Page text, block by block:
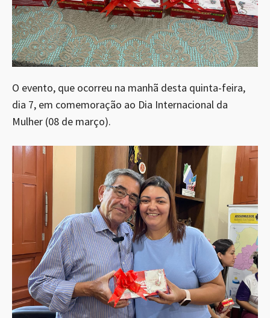
O evento, que ocorreu na manhã desta quinta-feira,
dia 7, em comemoração ao Dia Internacional da
Mulher (08 de março).